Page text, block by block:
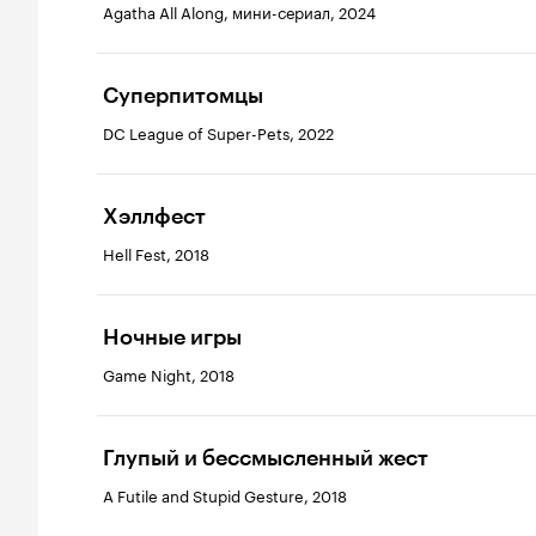
Agatha All Along, мини-сериал, 2024
Суперпитомцы
DC League of Super-Pets, 2022
Хэллфест
Hell Fest, 2018
Ночные игры
Game Night, 2018
Глупый и бессмысленный жест
A Futile and Stupid Gesture, 2018